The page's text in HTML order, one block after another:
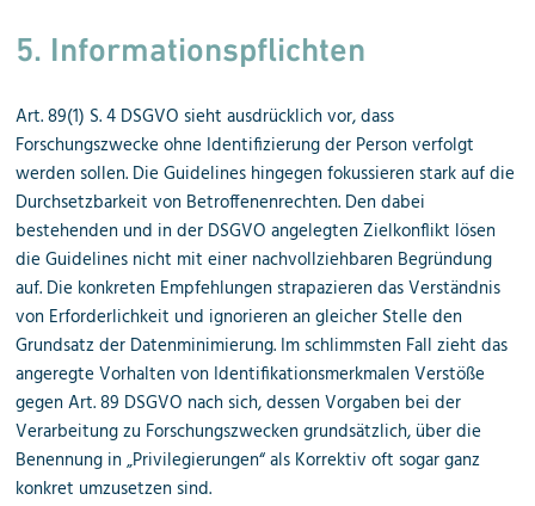
5. Informationspflichten
Art. 89(1) S. 4 DSGVO sieht ausdrücklich vor, dass
Forschungszwecke ohne Identifizierung der Person verfolgt
werden sollen. Die Guidelines hingegen fokussieren stark auf die
Durchsetzbarkeit von Betroffenenrechten. Den dabei
bestehenden und in der DSGVO angelegten Zielkonflikt lösen
die Guidelines nicht mit einer nachvollziehbaren Begründung
auf. Die konkreten Empfehlungen strapazieren das Verständnis
von Erforderlichkeit und ignorieren an gleicher Stelle den
Grundsatz der Datenminimierung. Im schlimmsten Fall zieht das
angeregte Vorhalten von Identifikationsmerkmalen Verstöße
gegen Art. 89 DSGVO nach sich, dessen Vorgaben bei der
Verarbeitung zu Forschungszwecken grundsätzlich, über die
Benennung in „Privilegierungen“ als Korrektiv oft sogar ganz
konkret umzusetzen sind.